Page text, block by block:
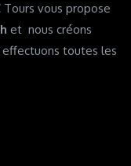
Tours vous propose
et nous créons
toutes les